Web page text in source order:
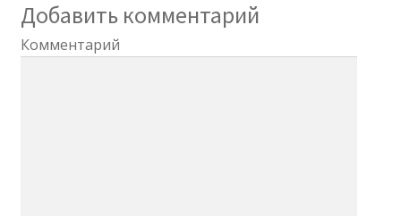
Добавить комментарий
Комментарий